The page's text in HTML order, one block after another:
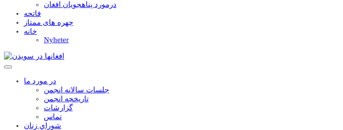
درمورد پناهجويان افغان
فاتحه
چهره های ممتاز
خانه
Nyheter
در مورد ما
جلسات سالانه انجمن
تاریخچه انجمن
گزارشات
تماس
شوراي زنان